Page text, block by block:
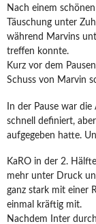
Nach einem
Täuschung unter
während Marvins
treffen konnte.
Kurz vor dem
Schuss von Marvin
In der Pause war
schnell definiert,
aufgegeben hatte.
KaRO in der 2.
mehr unter Druck
ganz stark mit einer
einmal kräftig mit.
Nachdem Inter